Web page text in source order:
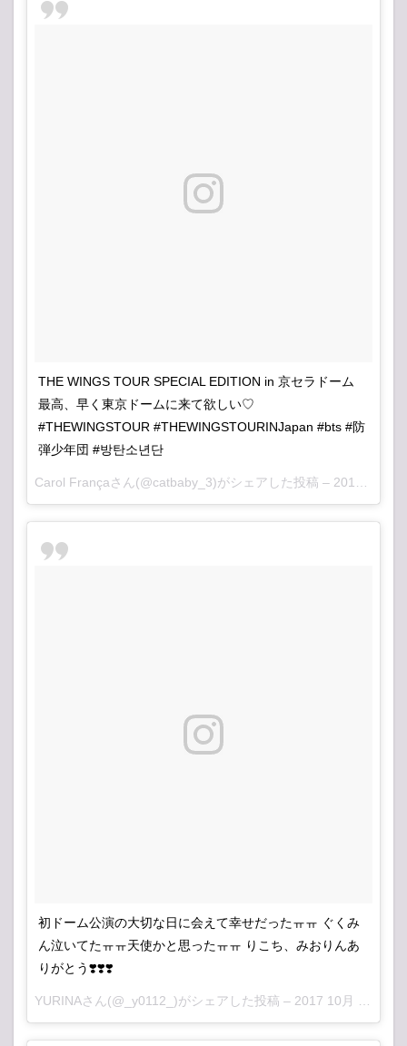
THE WINGS TOUR SPECIAL EDITION in 京セラドーム
最高、早く東京ドームに来て欲しい♡
#THEWINGSTOUR #THEWINGSTOURINJapan #bts #防
弾少年団 #방탄소년단
Carol Françaさん(@catbaby_3)がシェアした投稿 – 2017 10月 14 4:54午前 PDT
初ドーム公演の大切な日に会えて幸せだったㅠㅠ ぐくみ
ん泣いてたㅠㅠ天使かと思ったㅠㅠ りこち、みおりんあ
りがとう❣️❣️❣️
YURINAさん(@_y0112_)がシェアした投稿 – 2017 10月 14 6:03午前 PDT